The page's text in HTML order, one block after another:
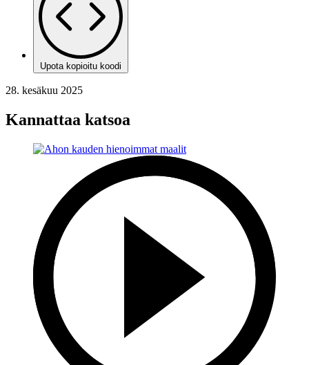
Upota kopioitu koodi
28. kesäkuu 2025
Kannattaa katsoa